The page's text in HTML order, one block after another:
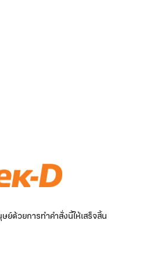
ย์ด้วยการทำคำสั่งนี้ให้เสร็จสิ้น